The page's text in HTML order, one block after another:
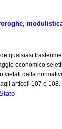
qualsiasi
economico
vietati dalla
articoli 107 e 108